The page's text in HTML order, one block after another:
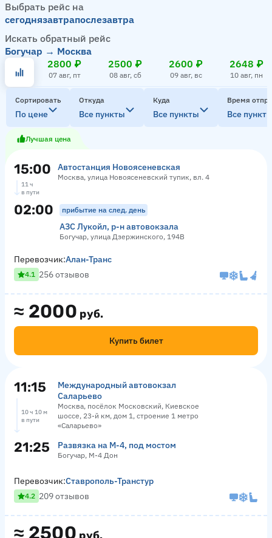
Выбрать рейс на
сегоднязавтрапослезавтра
Искать обратный рейс
Богучар → Москва
2800 ₽
07 авг, пт
2500 ₽
08 авг, сб
2600 ₽
09 авг, вс
2648 ₽
10 авг, пн
Сортировать
По цене
Откуда
Все пункты
Куда
Все пункты
Время
Все
Лучшая цена
15:00 Автостанция Новоясеневская
Москва, улица Новоясеневский тупик, вл. 4
11 ч
в пути
02:00 прибытие на след. день
АЗС Лукойл, р-н автовокзала
Богучар, улица Дзержинского, 194В
≈ 2000 руб.
Купить билет
Перевозчик:Алан-Транс
4.1 256 отзывов
11:15
Международный автовокзал
Саларьево
Москва, посёлок Московский, Киевское
шоссе, 23-й км, дом 1, строение 1 метро
«Саларьево»
10 ч 10 м
в пути
21:25 Развязка на М-4, под мостом
Богучар, М-4 Дон
≈ 2500
Перевозчик:Ставрополь-Транстур
4.2 209 отзывов